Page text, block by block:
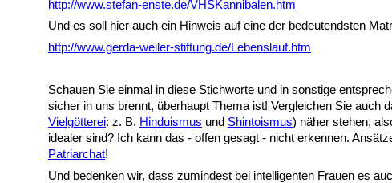
http://www.stefan-enste.de/VHSKannibalen.htm
Und es soll hier auch ein Hinweis auf eine der bedeutendsten
http://www.gerda-weiler-stiftung.de/Lebenslauf.htm
Schauen Sie einmal in diese Stichworte und in sonstige
sicher in uns brennt, überhaupt Thema ist! Vergleichen Sie auch
Vielgötterei: z. B. Hinduismus und Shintoismus) näher stehen,
idealer sind? Ich kann das - offen gesagt - nicht erkennen.
Patriarchat!
Und bedenken wir, dass zumindest bei intelligenten Frauen es